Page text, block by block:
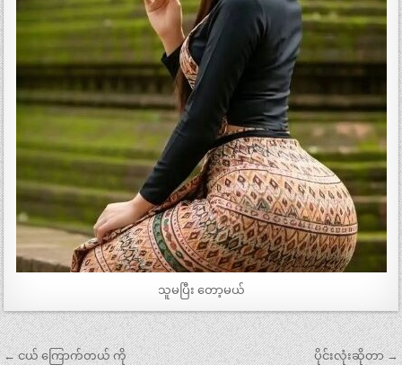
သူမပြီး တော့မယ်
Post
← ငယ် ကြောက်တယ် ကို ပိုင်းလုံးဆိုတာ →